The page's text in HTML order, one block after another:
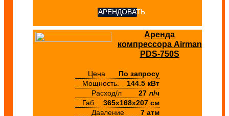
АРЕНДОВАТЬ
Аренда
компрессора Airman
PDS-750S
Цена
По запросу
Мощность.
144.5 кВт
Расход/л
27 л/ч
Габ.
365х168х207 см
Давление
7 атм